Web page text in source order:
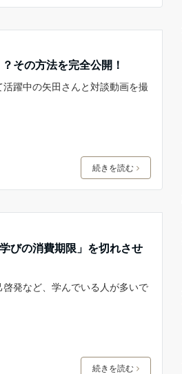
その方法を完全公開！
躍中の矢田さんと対談動画を撮
続きを読む
びの消費期限」を切れさせ
発など、学んでいる人が多いで
続きを読む